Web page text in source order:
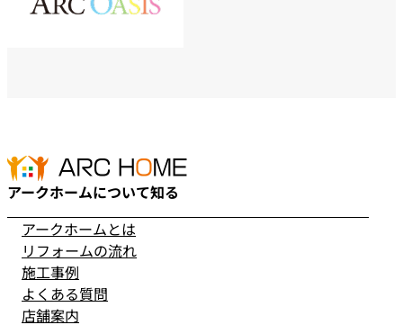
アークホームについて知る
アークホームとは
リフォームの流れ
施工事例
よくある質問
店舗案内